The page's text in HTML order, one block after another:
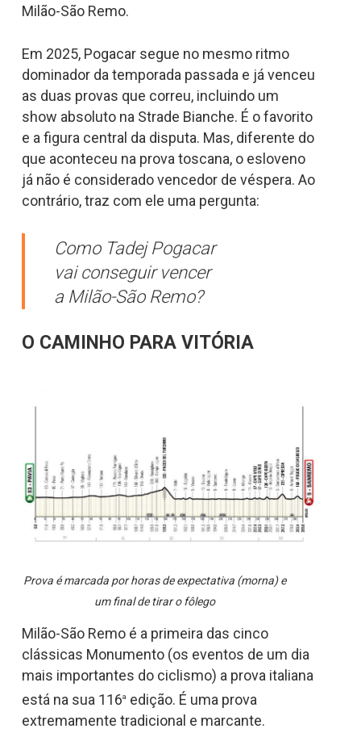
Milão-São Remo.
Em 2025, Pogacar segue no mesmo ritmo
dominador da temporada passada e já venceu
as duas provas que correu, incluindo um
show absoluto na Strade Bianche. É o favorito
e a figura central da disputa. Mas, diferente do
que aconteceu na prova toscana, o esloveno
já não é considerado vencedor de véspera. Ao
contrário, traz com ele uma pergunta:
Como Tadej Pogacar
vai conseguir vencer
a Milão-São Remo?
O CAMINHO PARA VITÓRIA
Prova é marcada por horas de expectativa (morna) e
um final de tirar o fôlego
Milão-São Remo é a primeira das cinco
clássicas Monumento (os eventos de um dia
mais importantes do ciclismo) a prova italiana
está na sua 116a edição. É uma prova
extremamente tradicional e marcante.